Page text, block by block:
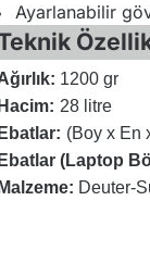
Ayarlanabilir
1200 gr
Hacim: 28 litre
Ebatlar: (Boy x En
Ebatlar (Laptop
Malzeme: Deuter-